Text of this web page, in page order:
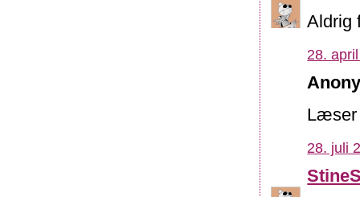
Aldrig
28.
Læser
28. juli